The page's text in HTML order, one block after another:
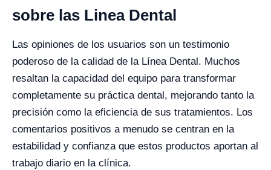
sobre las Linea Dental
Las opiniones de los usuarios son un testimonio
poderoso de la calidad de la Línea Dental. Muchos
resaltan la capacidad del equipo para transformar
completamente su práctica dental, mejorando tanto la
precisión como la eficiencia de sus tratamientos. Los
comentarios positivos a menudo se centran en la
estabilidad y confianza que estos productos aportan al
trabajo diario en la clínica.